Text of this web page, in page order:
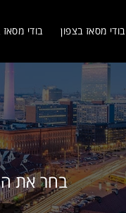
בודי מסאז בצפון בודי
בחר את